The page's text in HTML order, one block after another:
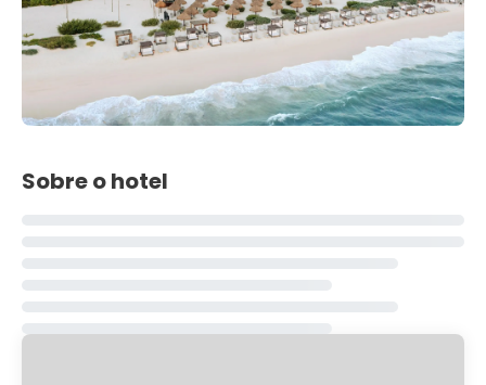
Sobre o hotel